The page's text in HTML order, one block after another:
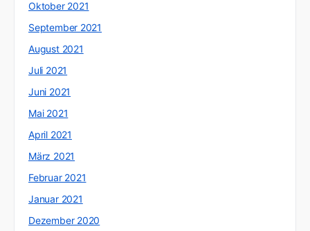
Oktober 2021
September 2021
August 2021
Juli 2021
Juni 2021
Mai 2021
April 2021
März 2021
Februar 2021
Januar 2021
Dezember 2020